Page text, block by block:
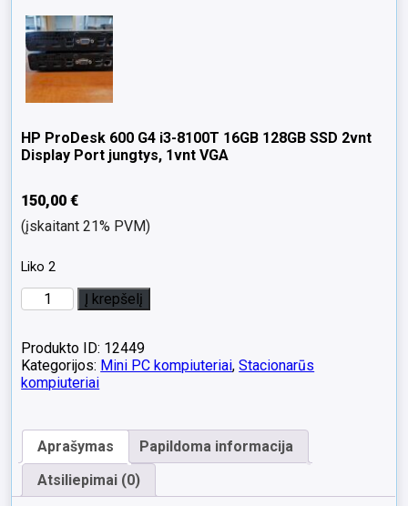
HP ProDesk 600 G4 i3-8100T 16GB 128GB SSD 2vnt
Display Port jungtys, 1vnt VGA
150,00€
(įskaitant 21% PVM)
Liko 2
produkto
kiekis:
ProDesk
600
G4
16GB
128GB
SSD
2vnt
Į krepšelį
Produkto ID: 12449
Kategorijos: Mini PC kompiuteriai,Stacionarūs
kompiuteriai
Aprašymas
Papildoma informacija
Atsiliepimai (0)